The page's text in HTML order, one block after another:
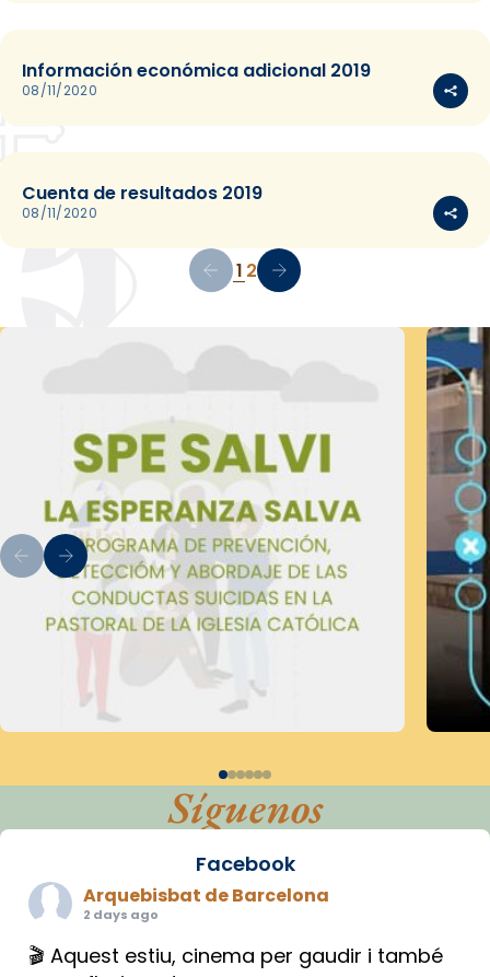
Información económica adicional 2019
08/11/2020
Cuenta de resultados 2019
08/11/2020
1 2
Síguenos
Facebook
Arquebisbat de Barcelona
2 days ago
🎬 Aquest estiu, cinema per gaudir i també